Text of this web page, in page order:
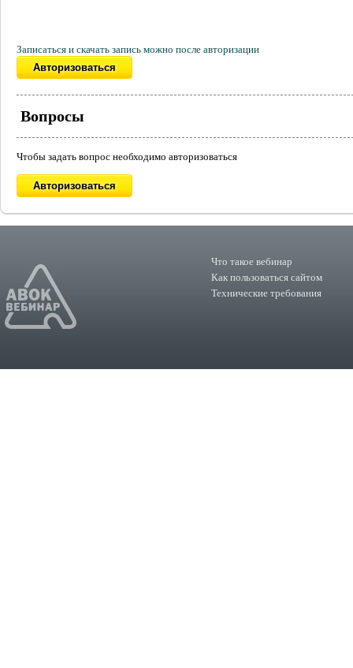
Записаться и скачать запись можно после авторизации
Вопросы
Чтобы задать вопрос необходимо авторизоваться
Что такое вебинар
Как пользоваться сайтом
Технические требования